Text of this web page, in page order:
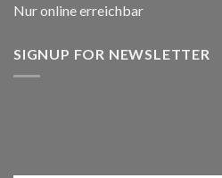
Nur online erreichbar
SIGNUP FOR NEWSLETTER